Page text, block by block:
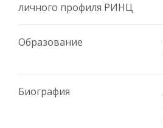
личного профиля РИНЦ
Образование
Биография